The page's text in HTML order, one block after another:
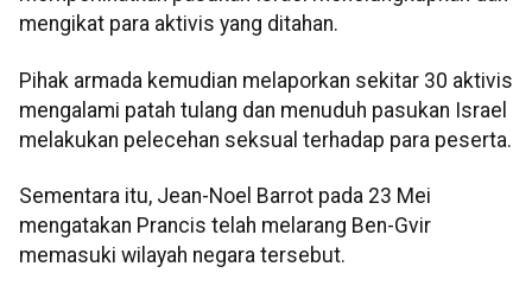
mengikat para aktivis yang ditahan.
Pihak armada kemudian melaporkan sekitar 30 aktivis
mengalami patah tulang dan menuduh pasukan Israel
melakukan pelecehan seksual terhadap para peserta.
Sementara itu, Jean-Noel Barrot pada 23 Mei
mengatakan Prancis telah melarang Ben-Gvir
memasuki wilayah negara tersebut.